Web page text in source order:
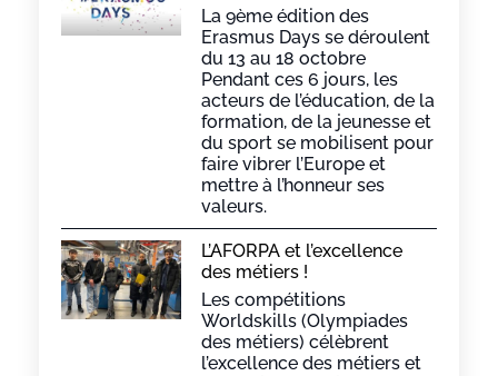
La 9ème édition des
Erasmus Days se déroulent
du 13 au 18 octobre
Pendant ces 6 jours, les
acteurs de l’éducation, de la
formation, de la jeunesse et
du sport se mobilisent pour
faire vibrer l’Europe et
mettre à l’honneur ses
valeurs.
L’AFORPA et l’excellence
des métiers !
Les compétitions
Worldskills (Olympiades
des métiers) célèbrent
l’excellence des métiers et